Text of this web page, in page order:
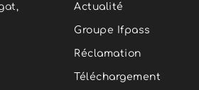
Actualité
Groupe Ifpass
Réclamation
Téléchargement